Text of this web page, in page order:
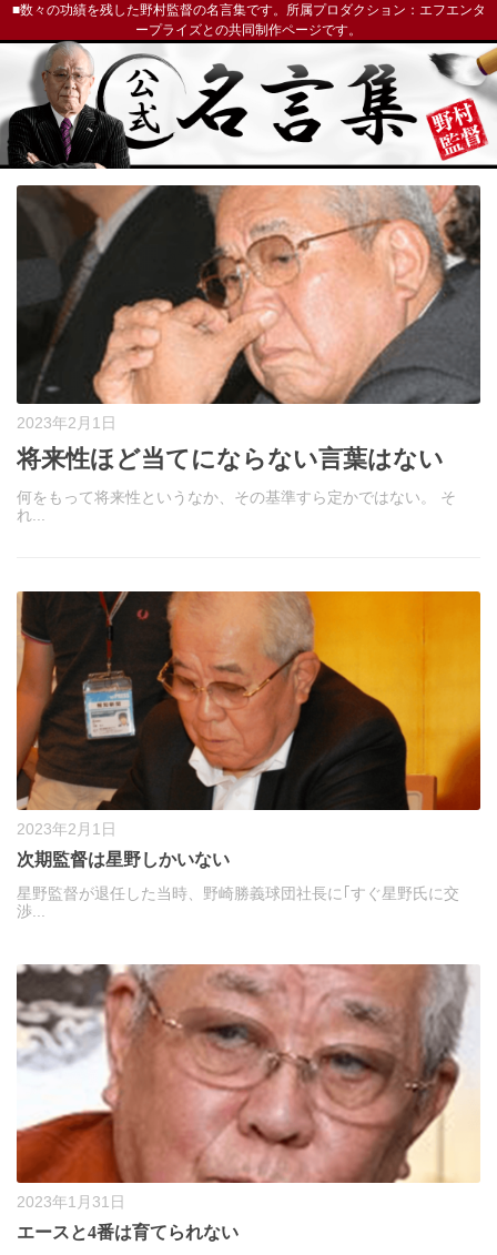
■数々の功績を残した野村監督の名言集です。所属プロダクション：エフエンタ
ープライズとの共同制作ページです。
2023年2月1日
将来性ほど当てにならない言葉はない
何をもって将来性というなか、その基準すら定かではない。 そ
れ...
2023年2月1日
次期監督は星野しかいない
星野監督が退任した当時、野崎勝義球団社長に｢すぐ星野氏に交
渉...
2023年1月31日
エースと4番は育てられない